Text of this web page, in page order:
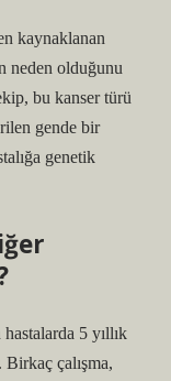
kaynaklanan
neden olduğunu
bu kanser türü
gende bir
genetik
5 yıllık
Birkaç çalışma,